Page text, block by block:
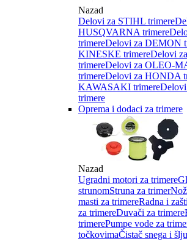
Nazad
Delovi za STIHL trimere
HUSQVARNA trimere
trimereDelovi za DEMON
KINESKE trimereDelovi
trimereDelovi za OLEO-
trimereDelovi za HONDA
KAWASAKI trimere
trimere
Oprema i dodaci za trimere
Nazad
Ugradni motori za trimere
strunomStruna za trimer
masti za trimereRadna i
za trimereDuvači za trimere
trimerePumpe vode za
točkovimaČistač snega i